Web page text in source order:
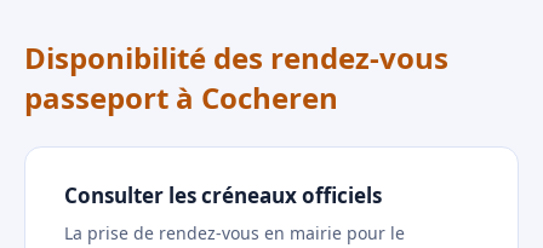
Disponibilité des rendez-vous
passeport à Cocheren
Consulter les créneaux officiels
La prise de rendez-vous en mairie pour le